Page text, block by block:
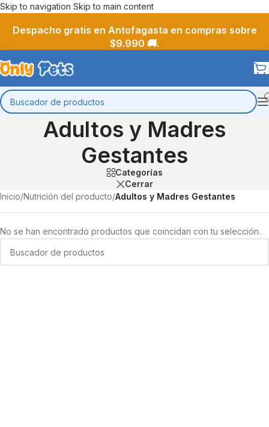
Skip to navigation Skip to main content
Despacho gratis en Antofagasta en compras sobre
$9.990 🚚.
Adultos y Madres
Gestantes
Categorías
Cerrar
Inicio/Nutrición del producto/Adultos y Madres Gestantes
No se han encontrado productos que coincidan con tu selección.